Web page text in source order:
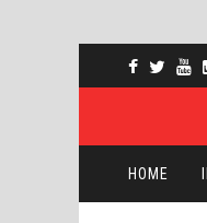
HOME